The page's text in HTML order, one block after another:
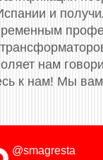
и
нам
к нам! Мы
@smagresta